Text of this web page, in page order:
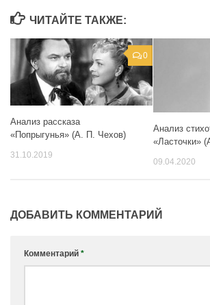
ЧИТАЙТЕ ТАКЖЕ:
0
Анализ рассказа
«Попрыгунья» (А. П. Чехов)
31.10.2019
Анализ
«Ласточки»
09.04.2020
ДОБАВИТЬ КОММЕНТАРИЙ
Комментарий *